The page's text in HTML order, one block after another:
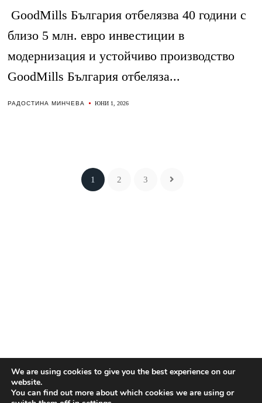
GoodMills България отбелязва 40 години с
близо 5 млн. евро инвестиции в
модернизация и устойчиво производство
GoodMills България отбеляза...
РАДОСТИНА МИНЧЕВА ЮНИ 1, 2026
1 2 3
We are using cookies to give you the best experience on our
website.
You can find out more about which cookies we are using or